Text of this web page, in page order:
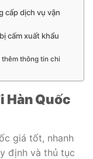
cấp dịch vụ vận
cấm xuất khẩu
thông tin chi
Hàn Quốc
giá tốt, nhanh
định và thủ tục